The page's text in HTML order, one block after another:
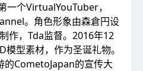
一个VirtualYouTuber，
。角色形象由森倉円设
作，Tda监督。2016年12
型素材，作为圣诞礼物。
的CometoJapan的宣传大